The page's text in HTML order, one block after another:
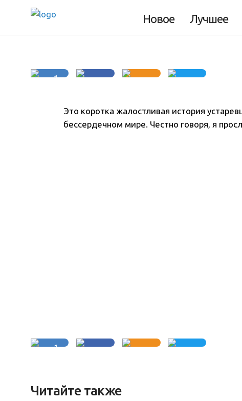
Новое Лучшее
1
Это коротка жалостливая история
бессердечном мире. Честно говоря, я
1
Читайте также